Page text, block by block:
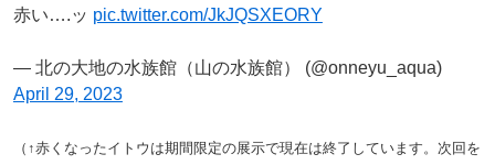
赤い….ッ pic.twitter.com/JkJQSXEORY
— 北の大地の水族館（山の水族館） (@onneyu_aqua)
April 29, 2023
（↑赤くなったイトウは期間限定の展示で現在は終了しています。次回を